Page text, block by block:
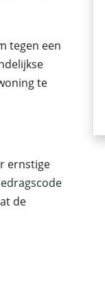
tegen een
te
ernstige
de